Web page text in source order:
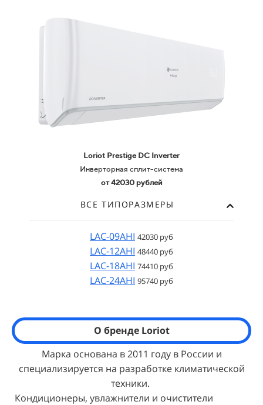
Loriot PrestigeDC Inverter
Инверторная сплит-система
от 42030 рублей
ВСЕ ТИПОРАЗМЕРЫ
LAC-09AHI 42030 руб
LAC-12AHI 48440 руб
LAC-18AHI 74410 руб
LAC-24AHI 95740 руб
О бренде Loriot
Марка основана в 2011 году в России и
специализируется на разработке климатической
техники.
Кондиционеры, увлажнители и очистители